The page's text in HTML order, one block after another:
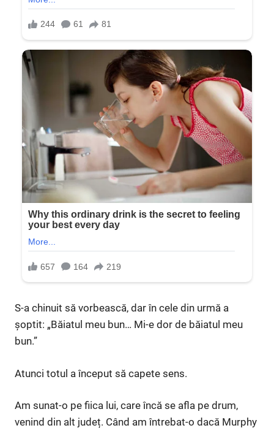
S-a chinuit să vorbească, dar în cele din urmă a
șoptit: „Băiatul meu bun… Mi-e dor de băiatul meu
bun.”
Atunci totul a început să capete sens.
Am sunat-o pe fiica lui, care încă se afla pe drum,
venind din alt județ. Când am întrebat-o dacă Murphy